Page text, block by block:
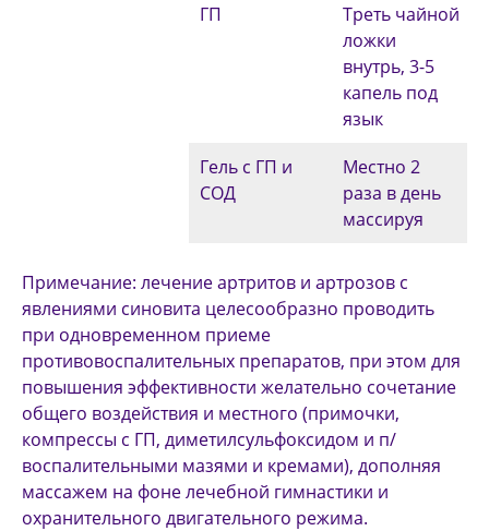
ГП
Треть чайной
ложки
внутрь, 3-5
капель под
язык
Гель с ГП и
СОД
Местно 2
раза в день
массируя
Примечание: лечение артритов и артрозов с
явлениями синовита целесообразно проводить
при одновременном приеме
противовоспалительных препаратов, при этом для
повышения эффективности желательно сочетание
общего воздействия и местного (примочки,
компрессы с ГП, диметилсульфоксидом и п/
воспалительными мазями и кремами), дополняя
массажем на фоне лечеб­ной гимнастики и
охранительного двигательного режима.